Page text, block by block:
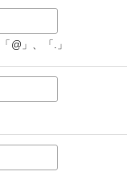
@」、「.」